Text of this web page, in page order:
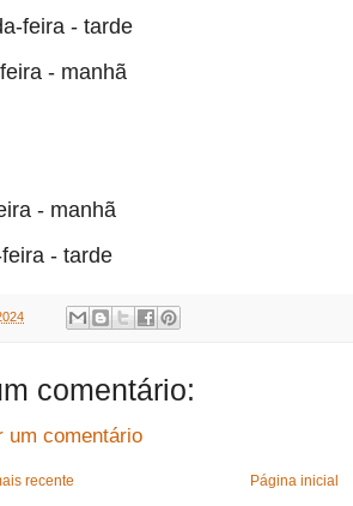
feira - tarde
- manhã
- manhã
- tarde
comentário:
um comentário
recente Página inicial